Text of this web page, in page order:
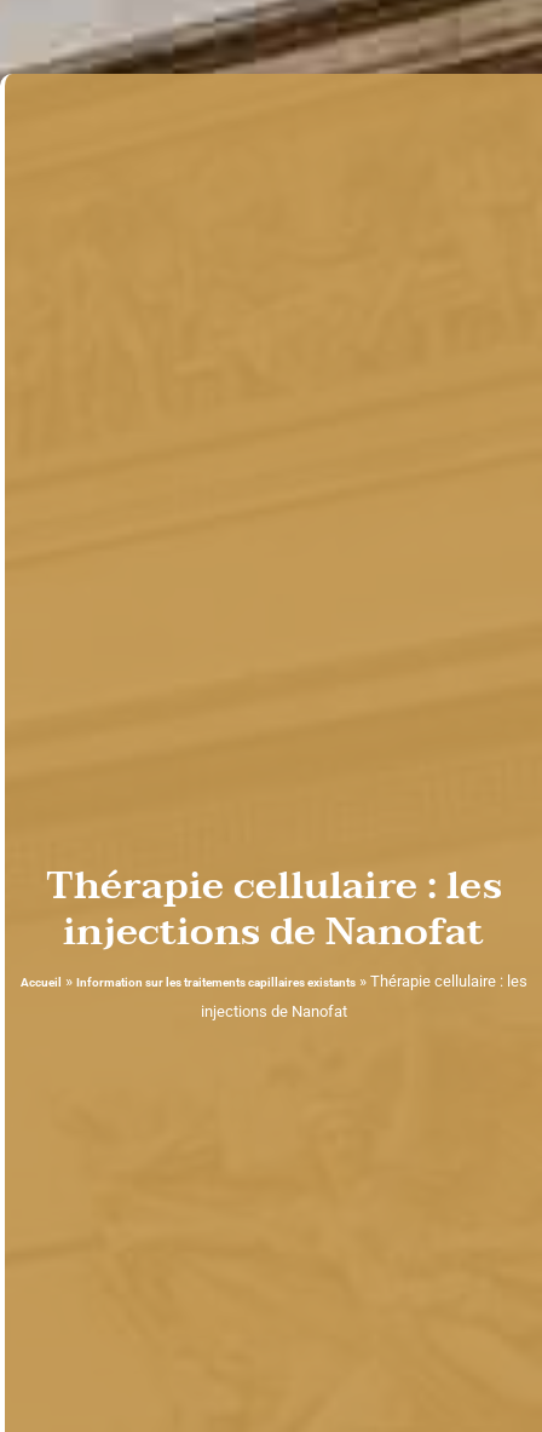
Thérapie cellulaire : les
injections de Nanofat
Accueil » Information sur les traitements capillaires existants» Thérapie cellulaire : les
injections de Nanofat